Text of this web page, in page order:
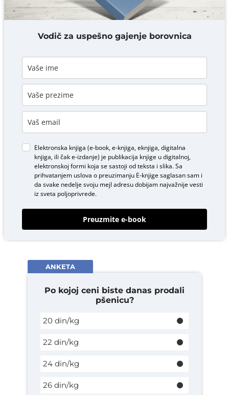
DODAJ KOMENTAR
Vodič za uspešno gajenje borovnica
Elektronska knjiga (e-book, e-knjiga, eknjiga, digitalna
knjiga, ili čak e-izdanje) je publikacija knjige u digitalnoj,
elektronskoj formi koja se sastoji od teksta i slika. Sa
prihvatanjem uslova o preuzimanju E-knjigesaglasan sam i
da svake nedelje svoju mejl adresu dobijam najvažnije vesti
iz sveta poljoprivrede.
Preuzmite e-book
ANKETA
Po kojoj ceni biste danas prodali
pšenicu?
20 din/kg
22 din/kg
24 din/kg
26 din/kg